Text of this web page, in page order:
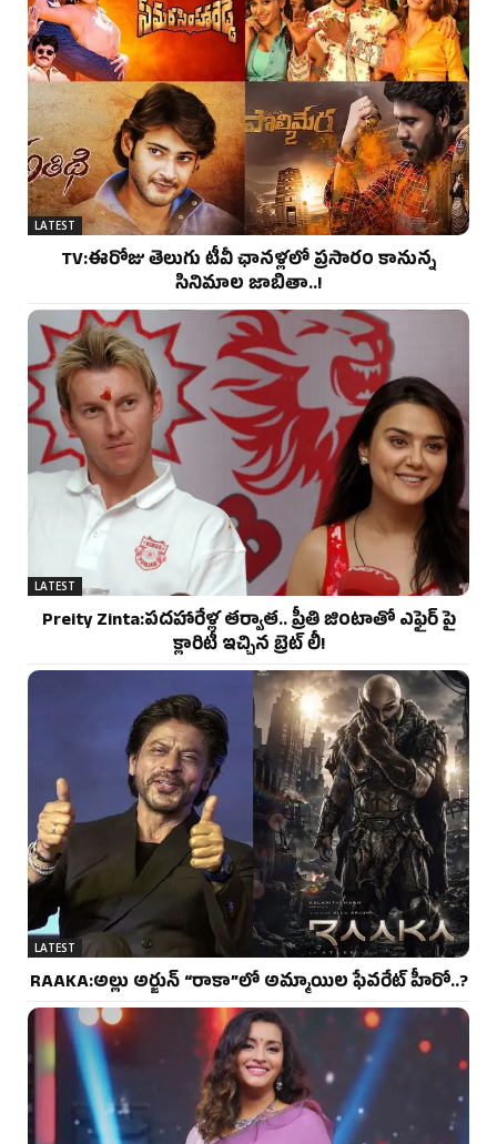
LATEST
TV:ఈరోజు తెలుగు టీవీ ఛానళ్లలో ప్రసారం కానున్న
సినిమాల జాబితా..!
LATEST
Preity Zinta:పదహారేళ్ల తర్వాత.. ప్రీతి జింటాతో ఎఫైర్ పై
క్లారిటీ ఇచ్చిన బ్రెట్ లీ!
LATEST
RAAKA:అల్లు అర్జున్ “రాకా”లో అమ్మాయిల ఫేవరేట్ హీరో..?